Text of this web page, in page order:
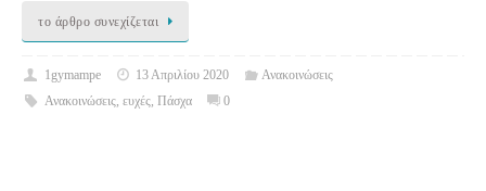
το άρθρο συνεχίζεται
1gymampe 13 Απριλίου 2020
Ανακοινώσεις
Ανακοινώσεις, ευχές, Πάσχα 0